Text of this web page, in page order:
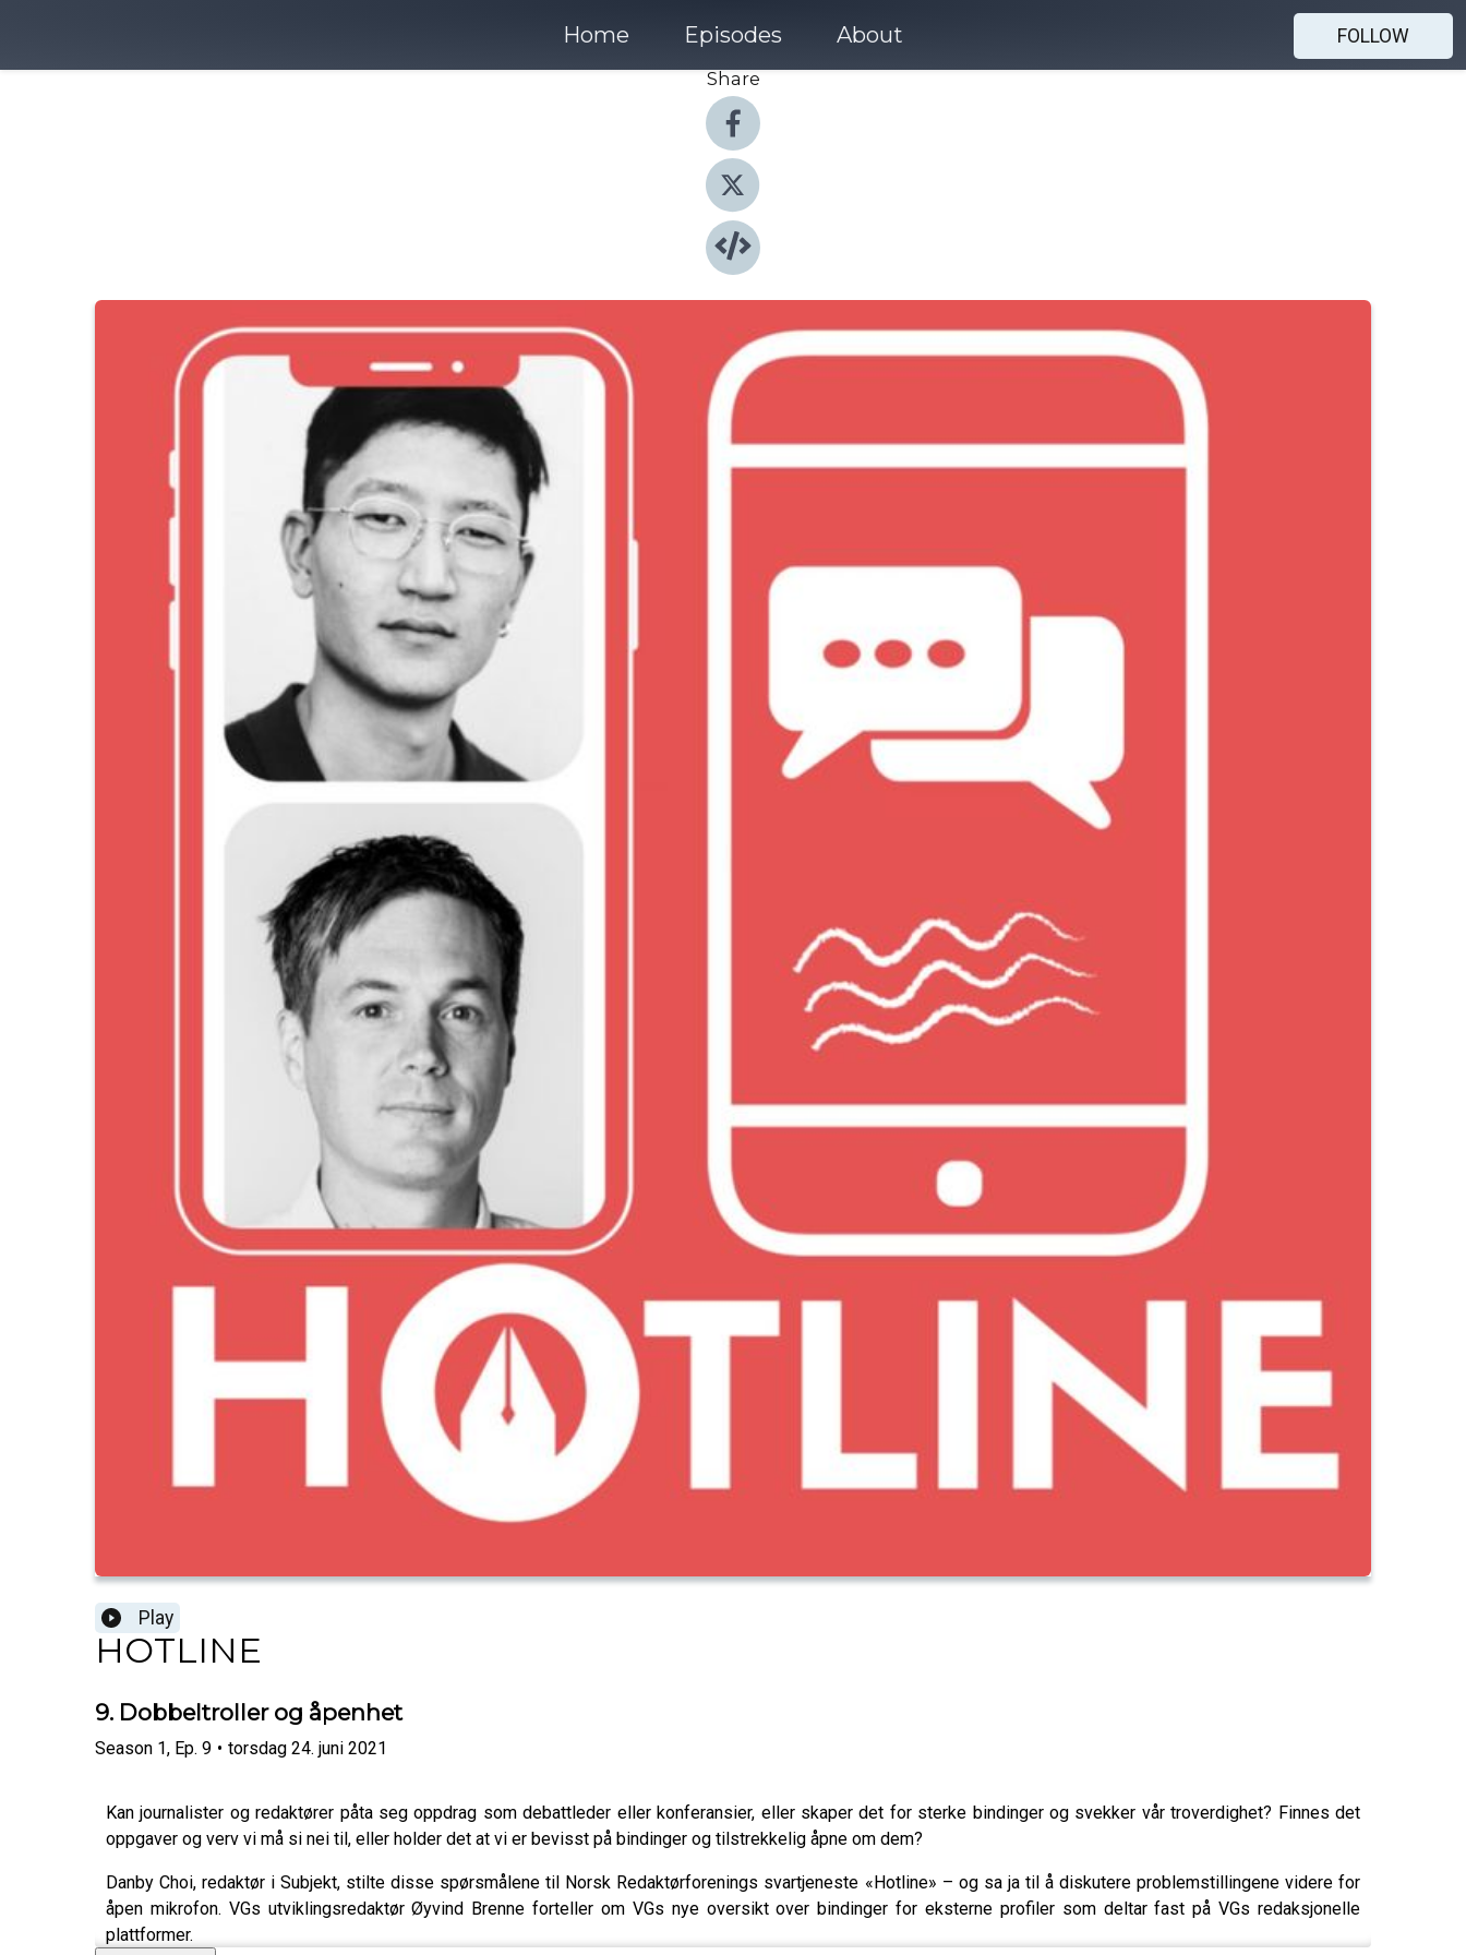
Home Episodes About
FOLLOW
Share
Play
HOTLINE
9. Dobbeltroller og åpenhet
Season 1, Ep. 9 • torsdag 24. juni 2021
Kan journalister og redaktører påta seg oppdrag som debattleder eller konferansier, eller skaper det for sterke bindinger og svekker vår troverdighet? Finnes det
oppgaver og verv vi må si nei til, eller holder det at vi er bevisst på bindinger og tilstrekkelig åpne om dem?
Danby Choi, redaktør i Subjekt, stilte disse spørsmålene til Norsk Redaktørforenings svartjeneste «Hotline» – og sa ja til å diskutere problemstillingene videre for
åpen mikrofon. VGs utviklingsredaktør Øyvind Brenne forteller om VGs nye oversikt over bindinger for eksterne profiler som deltar fast på VGs redaksjonelle
plattformer.